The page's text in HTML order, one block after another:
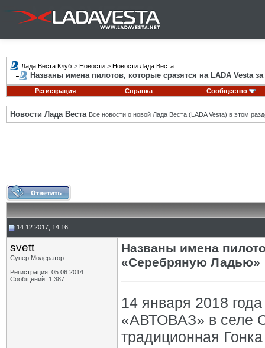
Лада Веста Клуб > Новости > Новости Лада Веста
Названы имена пилотов, которые сразятся на LADA Vesta
Регистрация Справка Сообщество
Новости Лада Веста Все новости о новой Лада Веста (LADA Vesta) в этом
14.12.2017, 14:16
svett
Супер Модератор
Регистрация: 05.06.2014
Сообщений: 1,387
Названы имена
«Серебряную Ладью»
14 января 2018
«АВТОВАЗ» в селе
традиционная